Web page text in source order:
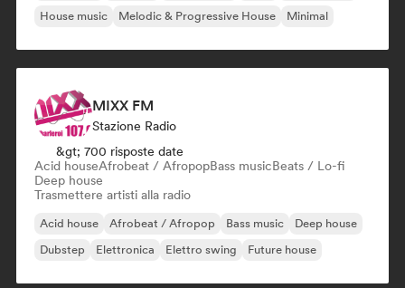
House music Melodic & Progressive House Minimal
MIXX FM
Stazione Radio
&gt; 700 risposte date
Acid houseAfrobeat / AfropopBass musicBeats / Lo-fi
Deep house
Trasmettere artisti alla radio
Acid house Afrobeat / Afropop Bass music
Deep house
Dubstep
Elettronica Elettro swing Future house